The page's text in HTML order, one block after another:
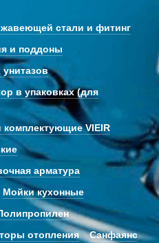
стали и фитинг
и поддоны
в упаковках (для
VIEIR
арматура
Мойки кухонные
отопления
Санфаянс